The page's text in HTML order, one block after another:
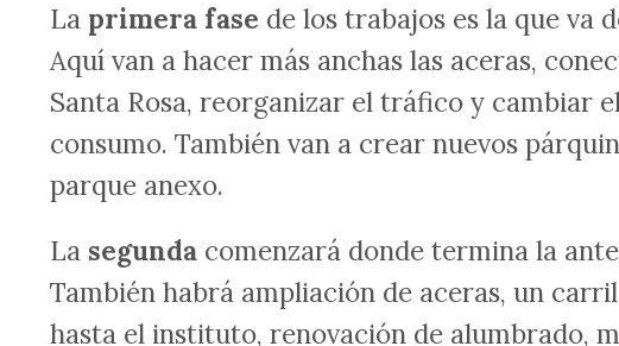
La primera fase de los trabajos es la que va
Aquí van a hacer más anchas las aceras,
Santa Rosa, reorganizar el tráfico y cambiar
consumo. También van a crear nuevos
parque anexo.
La segunda comenzará donde termina la
También habrá ampliación de aceras, un
hasta el instituto, renovación de alumbrado,